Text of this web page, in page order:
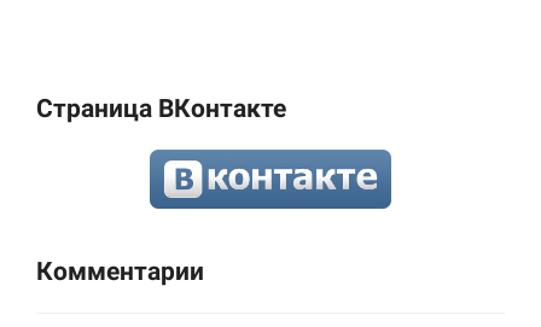
Страница ВКонтакте
Комментарии